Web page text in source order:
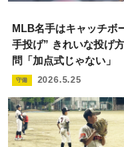
MLB名手はキャッチボ
手投げ” きれいな投げ
問「加点式じゃない」
守備 2026.5.25